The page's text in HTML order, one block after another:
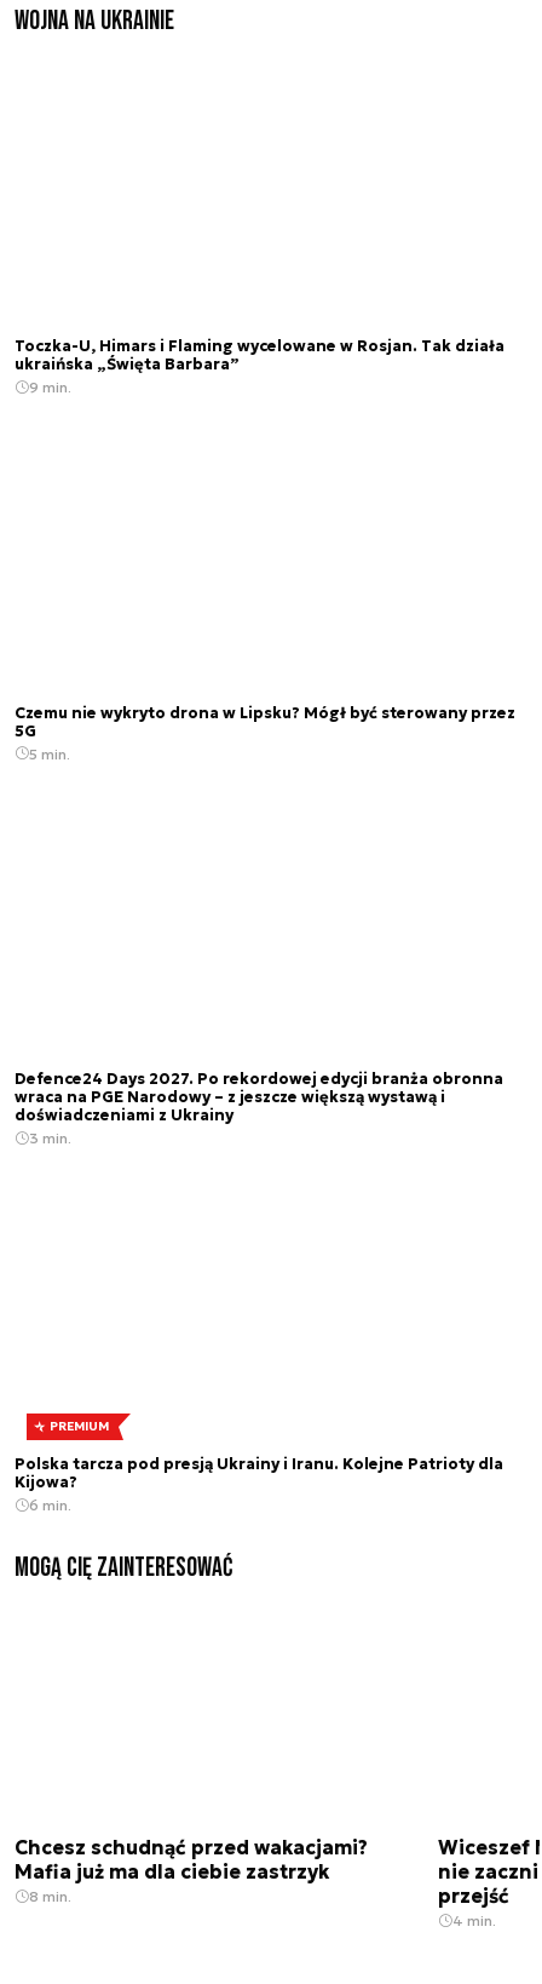
Wojna na Ukrainie
Toczka-U, Himars i Flaming wycelowane w Rosjan. Tak działa
ukraińska „Święta Barbara”
9 min.
Czemu nie wykryto drona w Lipsku? Mógł być sterowany przez
5G
5 min.
Defence24 Days 2027. Po rekordowej edycji branża obronna
wraca na PGE Narodowy – z jeszcze większą wystawą i
doświadczeniami z Ukrainy
3 min.
PREMIUM
Polska tarcza pod presją Ukrainy i Iranu. Kolejne Patrioty dla
Kijowa?
6 min.
Mogą Cię zainteresować
Chcesz schudnąć przed wakacjami?
Mafia już ma dla ciebie zastrzyk
8 min.
Wiceszef
nie
przejść
4 min.